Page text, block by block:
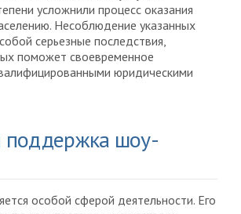
усложнили процесс оказания
Несоблюдение указанных
серьезные последствия,
поможет своевременное
юридическими
поддержка шоу-
особой сферой деятельности. Его